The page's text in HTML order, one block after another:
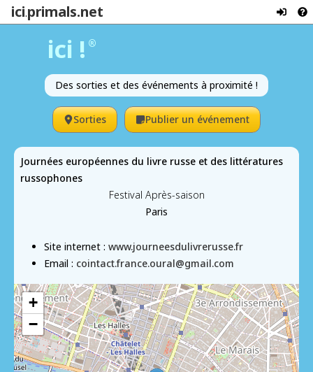
ici.primals.net
ici ! ®
Des sorties et des événements à proximité !
Sorties Publier un événement
Journées européennes du livre russe et des littératures
russophones
Festival Après-saison
Paris
Site internet : www.journeesdulivrerusse.fr
Email : cointact.france.oural@gmail.com
+
−